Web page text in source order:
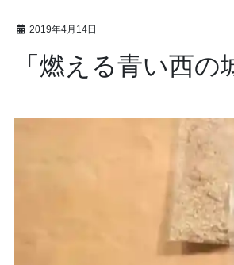
2019年4月14日
「燃える青い西